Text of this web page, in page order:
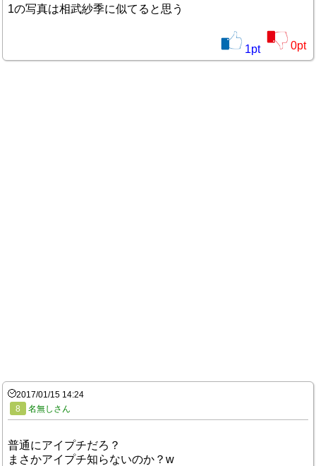
1の写真は相武紗季に似てると思う
1pt 0pt
2017/01/15 14:24
8
名無しさん
普通にアイプチだろ？
まさかアイプチ知らないのか？w